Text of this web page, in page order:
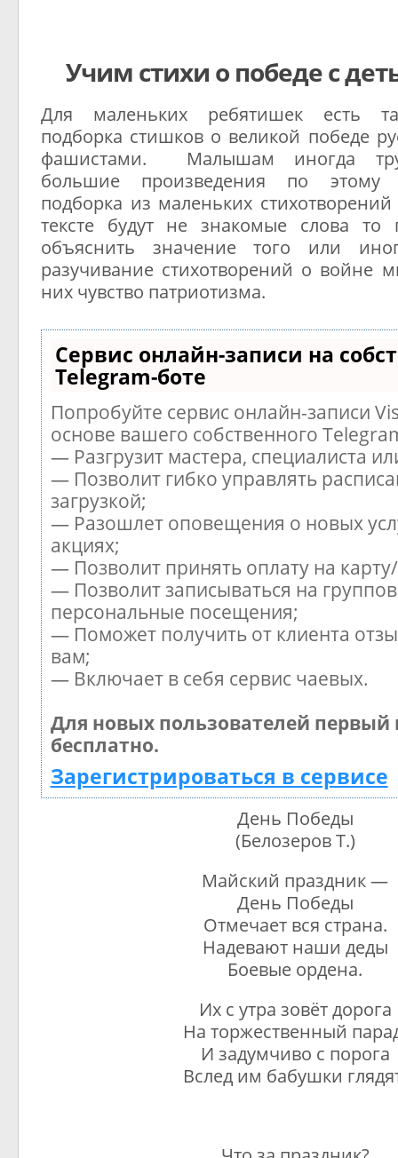
Учим стихи о победе с
Для маленьких ребятишек есть
подборка стишков о великой победе
фашистами. Малышам иногда
большие произведения по этому
подборка из маленьких
тексте будут не знакомые слова то
объяснить значение того или
разучивание стихотворений о войне
них чувство патриотизма.
Сервис онлайн-записи на
Telegram-боте
Попробуйте сервис онлайн-записи
основе вашего собственного
— Разгрузит мастера, специалиста
— Позволит гибко управлять
загрузкой;
— Разошлет оповещения о новых
акциях;
— Позволит принять оплату на
— Позволит записываться на
персональные посещения;
— Поможет получить от клиента
вам;
— Включает в себя сервис чаевых.
Для новых пользователей первый
бесплатно.
Зарегистрироваться в сервисе
День Победы
(Белозеров Т.)
Майский праздник —
День Победы
Отмечает вся страна.
Надевают наши деды
Боевые ордена.
Их с утра зовёт дорога
На торжественный
И задумчиво с порога
Вслед им бабушки